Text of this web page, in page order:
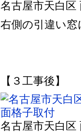
名古屋市天白区
右側の引違い
【３工事後】
名古屋市天白区